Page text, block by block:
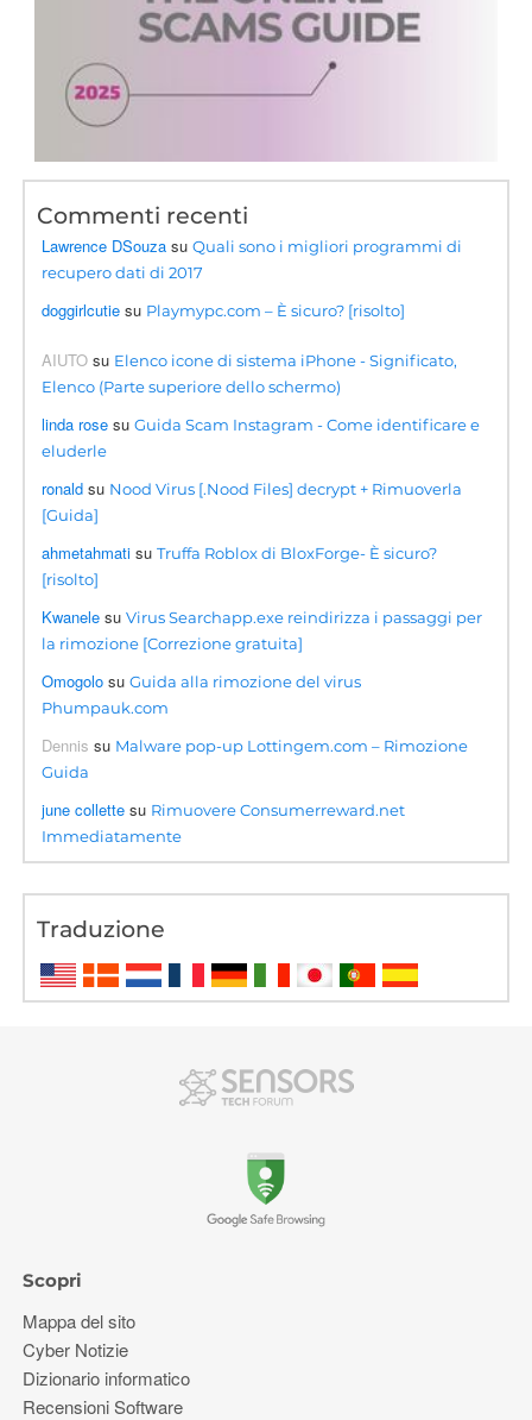
Commenti recenti
Lawrence DSouza suQuali sono i migliori programmi di
recupero dati di 2017
doggirlcutie su Playmypc.com – È sicuro? [risolto]
AIUTO su Elenco icone di sistema iPhone - Significato,
Elenco (Parte superiore dello schermo)
linda rose suGuida Scam Instagram - Come identificare e
eluderle
ronald su Nood Virus [.Nood Files] decrypt + Rimuoverla
[Guida]
ahmetahmati suTruffa Roblox di BloxForge- È sicuro?
[risolto]
Kwanele suVirus Searchapp.exe reindirizza i passaggi per
la rimozione [Correzione gratuita]
Omogolo suGuida alla rimozione del virus
Phumpauk.com
Dennis su Malware pop-up Lottingem.com – Rimozione
Guida
june collette su Rimuovere Consumerreward.net
Immediatamente
Traduzione
Scopri
Mappa del sito
Cyber ​​Notizie
Dizionario informatico
Recensioni Software